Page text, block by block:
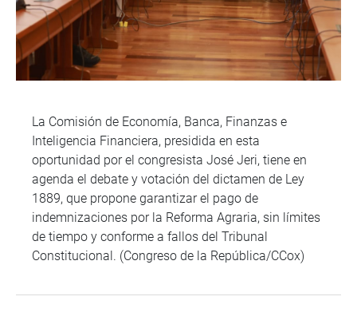
La Comisión de Economía, Banca, Finanzas e
Inteligencia Financiera, presidida en esta
oportunidad por el congresista José Jeri, tiene en
agenda el debate y votación del dictamen de Ley
1889, que propone garantizar el pago de
indemnizaciones por la Reforma Agraria, sin límites
de tiempo y conforme a fallos del Tribunal
Constitucional. (Congreso de la República/CCox)